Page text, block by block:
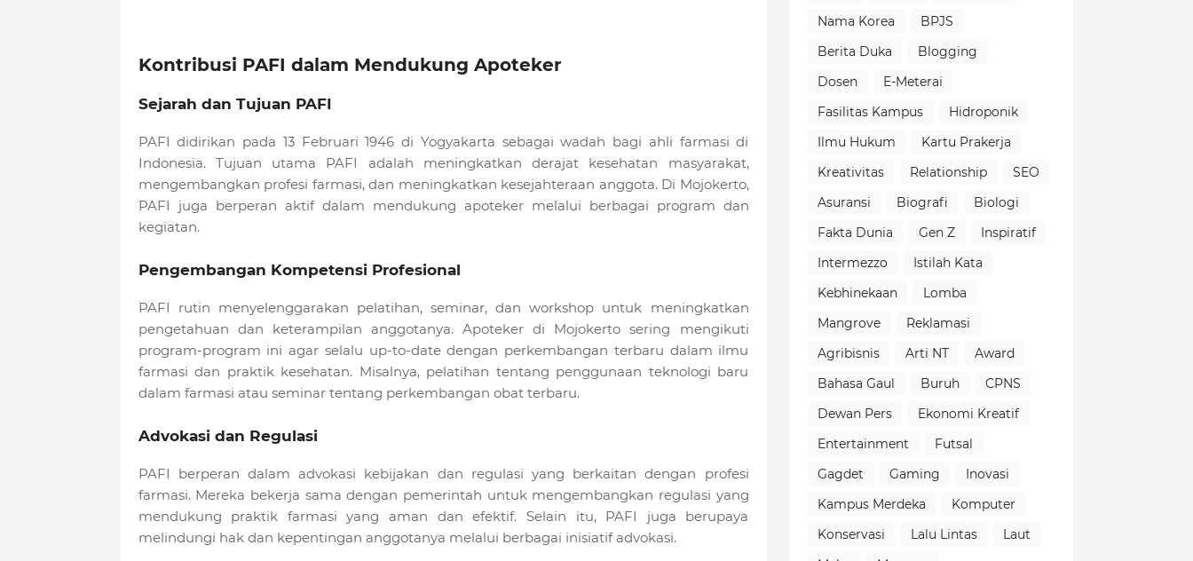
Kontribusi PAFI dalam Mendukung Apoteker
Sejarah dan Tujuan PAFI
PAFI didirikan pada 13 Februari 1946 di Yogyakarta sebagai wadah bagi ahli farmasi di
Indonesia. Tujuan utama PAFI adalah meningkatkan derajat kesehatan masyarakat,
mengembangkan profesi farmasi, dan meningkatkan kesejahteraan anggota. Di Mojokerto,
PAFI juga berperan aktif dalam mendukung apoteker melalui berbagai program dan
kegiatan.
Pengembangan Kompetensi Profesional
PAFI rutin menyelenggarakan pelatihan, seminar, dan workshop untuk meningkatkan
pengetahuan dan keterampilan anggotanya. Apoteker di Mojokerto sering mengikuti
program-program ini agar selalu up-to-date dengan perkembangan terbaru dalam ilmu
farmasi dan praktik kesehatan. Misalnya, pelatihan tentang penggunaan teknologi baru
dalam farmasi atau seminar tentang perkembangan obat terbaru.
Advokasi dan Regulasi
PAFI berperan dalam advokasi kebijakan dan regulasi yang berkaitan dengan profesi
farmasi. Mereka bekerja sama dengan pemerintah untuk mengembangkan regulasi yang
mendukung praktik farmasi yang aman dan efektif. Selain itu, PAFI juga berupaya
melindungi hak dan kepentingan anggotanya melalui berbagai inisiatif advokasi.
Nama Korea
BPJS
Berita Duka
Blogging
Dosen
E-Meterai
Fasilitas Kampus
Hidroponik
Ilmu Hukum
Kartu Prakerja
Kreativitas
Relationship
SEO
Asuransi
Biografi
Biologi
Fakta Dunia
Gen Z
Inspiratif
Intermezzo
Istilah Kata
Kebhinekaan
Lomba
Mangrove
Reklamasi
Agribisnis
Arti NT
Award
Bahasa Gaul
Buruh
CPNS
Dewan Pers
Ekonomi Kreatif
Entertainment
Futsal
Gagdet
Gaming
Inovasi
Kampus Merdeka
Komputer
Konservasi
Lalu Lintas
Laut